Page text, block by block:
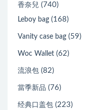
香奈兒 (740)
Leboy bag (168)
Vanity case bag (59)
Woc Wallet (62)
流浪包 (82)
當季新品 (76)
经典口盖包 (223)